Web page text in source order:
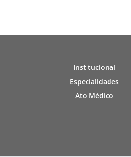
Institucional
Especialidades
Ato Médico